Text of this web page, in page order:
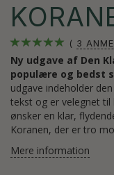
3
Ny udgave af Den
populære og bedst
udgave indeholder
tekst og er velegnet
ønsker en klar,
Koranen, der er tro
Mere information